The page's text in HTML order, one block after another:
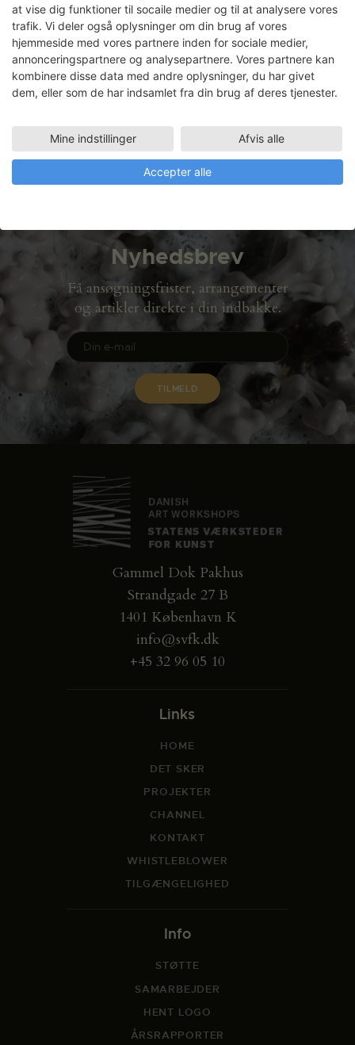
I atelier plan 2 har billedkunstner, Soley
Ragnarsdottir, færdiggjort en lang række
hængende øjenskulpturer til en
kommende soloudstilling på Overgaden.
Ragnarsdottir deltager i INTRO –
Overgadens postgraduate program med
LÆS MERE
Nyhedsbrev
Få ansøgningsfrister, arrangementer
og artikler direkte i din indbakke.
Gammel Dok Pakhus
Strandgade 27 B
1401 København K
info@svfk.dk
+45 32 96 05 10
Links
HOME
DET SKER
PROJEKTER
CHANNEL
KONTAKT
WHISTLEBLOWER
TILGÆNGELIGHED
Info
STØTTE
SAMARBEJDER
HENT LOGO
ÅRSRAPPORTER
at vise dig funktioner til socaile medier og til at analysere vores
trafik. Vi deler også oplysninger om din brug af vores
hjemmeside med vores partnere inden for sociale medier,
annonceringspartnere og analysepartnere. Vores partnere kan
kombinere disse data med andre oplysninger, du har givet
dem, eller som de har indsamlet fra din brug af deres tjenester.
Mine indstillinger Afvis alle
Accepter alle